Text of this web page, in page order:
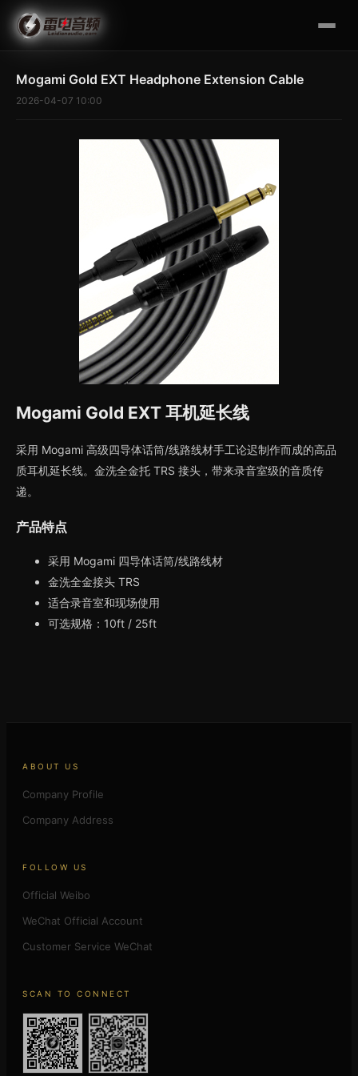
Mogami Gold EXT Headphone Extension Cable
2026-04-07 10:00
Mogami Gold EXT 耳机延长线
采用 Mogami 高级四导体话筒/线路线材手工论迟制作而成的高品
质耳机延长线。金洗全金托 TRS 接头，带来录音室级的音质传
递。
产品特点
采用 Mogami 四导体话筒/线路线材
金洗全金接头 TRS
适合录音室和现场使用
可选规格：10ft / 25ft
ABOUT US
Company Profile
Company Address
FOLLOW US
Official Weibo
WeChat Official Account
Customer Service WeChat
SCAN TO CONNECT